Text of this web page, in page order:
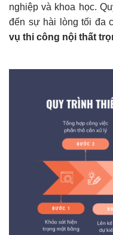
nghiệp và khoa học.
đến sự hài lòng tối đa
vụ thi công nội thất